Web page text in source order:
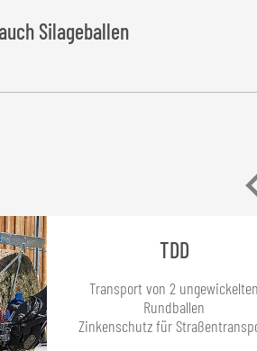
Silageballen
TDD
Transport von 2 ungewickelten
Rundballen
Zinkenschutz für